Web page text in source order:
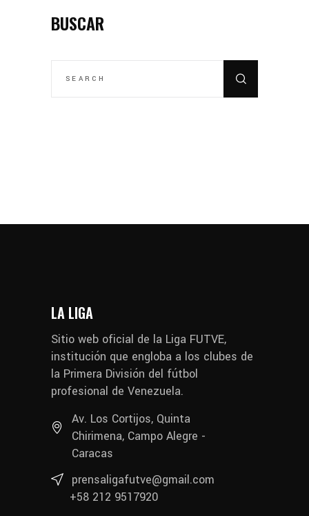
BUSCAR
LA LIGA
Sitio web oficial de la Liga FUTVE,
institución que engloba a los clubes de
la Primera División del fútbol
profesional de Venezuela.
Av. Los Cortijos, Quinta
Chirimena, Campo Alegre -
Caracas
prensaligafutve@gmail.com
+58 212 9517920